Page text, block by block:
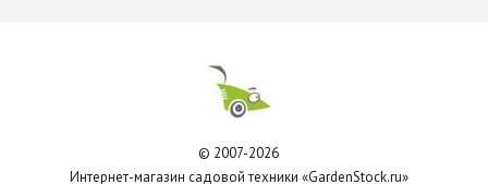
© 2007-2026
Интернет-магазин садовой техники «GardenStock.ru»